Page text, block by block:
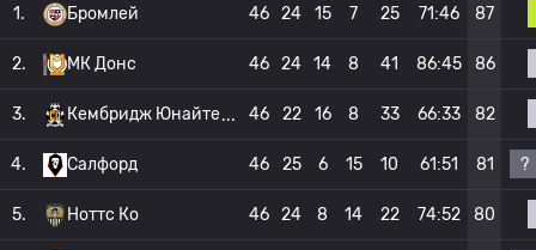
1. Бромлей 46 24 15 7 25 71:46 87
2. МК Донс 46 24 14 8 41 86:45 86
3. Кембридж Юнайте 46 22 16 8 33 66:33 82
4. Салфорд 46 25 6 15 10 61:51 81 ?
5. Ноттс Ко 46 24 8 14 22 74:52 80